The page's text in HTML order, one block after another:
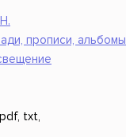
прописи, альбомы
txt,